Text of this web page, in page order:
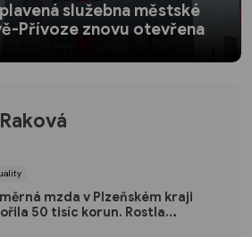
služebna městské
Přívoze znovu otevřena
mzda v Plzeňském kraji
50 tisíc korun. Rostla
za pět let